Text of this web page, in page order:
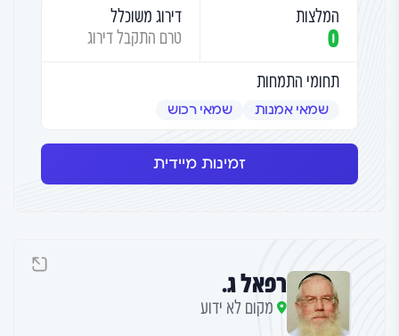
המלצות
0
דירוג משוכלל
טרם התקבל דירוג
תחומי התמחות
שמאי אמנות שמאי רכוש
זמינות מיידית
רפאל ג.
מקום לא ידוע